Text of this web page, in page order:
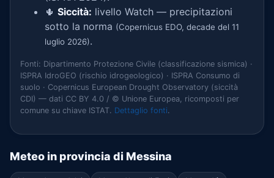
🌵 Siccità: livello Watch — precipitazioni
sotto la norma (Copernicus EDO, decade del 11
luglio 2026).
Fonti: Dipartimento Protezione Civile (classificazione sismica) ·
ISPRA IdroGEO (rischio idrogeologico) · ISPRA Consumo di
suolo · Copernicus European Drought Observatory (siccità
CDI) — dati CC BY 4.0 / © Unione Europea, ricomposti per
comune su chiave ISTAT. Dettaglio fonti.
Meteo in provincia di Messina